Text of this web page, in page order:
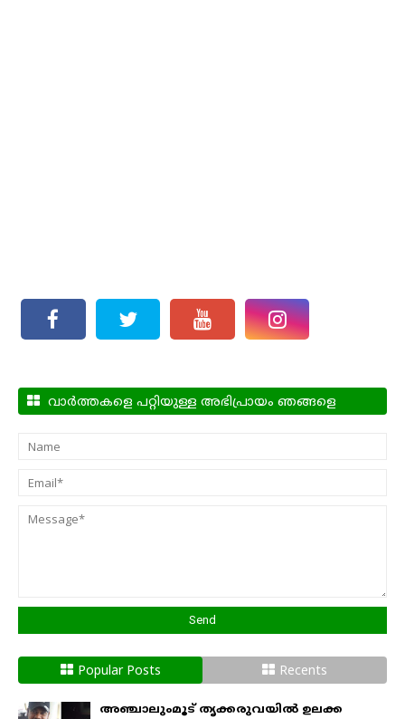
വാർത്തകളെ പറ്റിയുള്ള അഭിപ്രായം ഞങ്ങളെ
Popular Posts Recents
അഞ്ചാലുംമൂട് തൃക്കരുവയിൽ ഉലക്ക